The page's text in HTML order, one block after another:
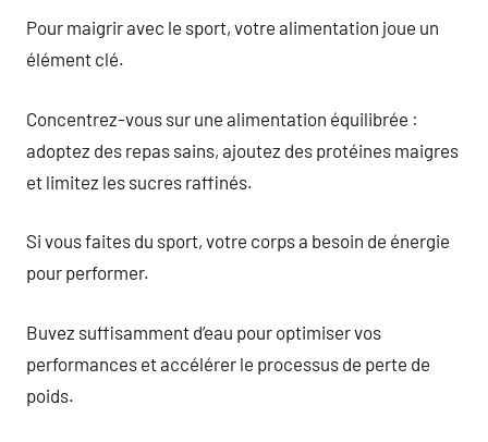
Pour maigrir avec le sport, votre alimentation joue un
élément clé.
Concentrez-vous sur une alimentation équilibrée :
adoptez des repas sains, ajoutez des protéines maigres
et limitez les sucres raffinés.
Si vous faites du sport, votre corps a besoin de énergie
pour performer.
Buvez suffisamment d’eau pour optimiser vos
performances et accélérer le processus de perte de
poids.